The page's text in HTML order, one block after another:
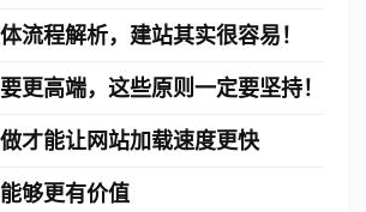
流程解析，建站其实很容易！
更高端，这些原则一定要坚持！
才能让网站加载速度更快
够更有价值